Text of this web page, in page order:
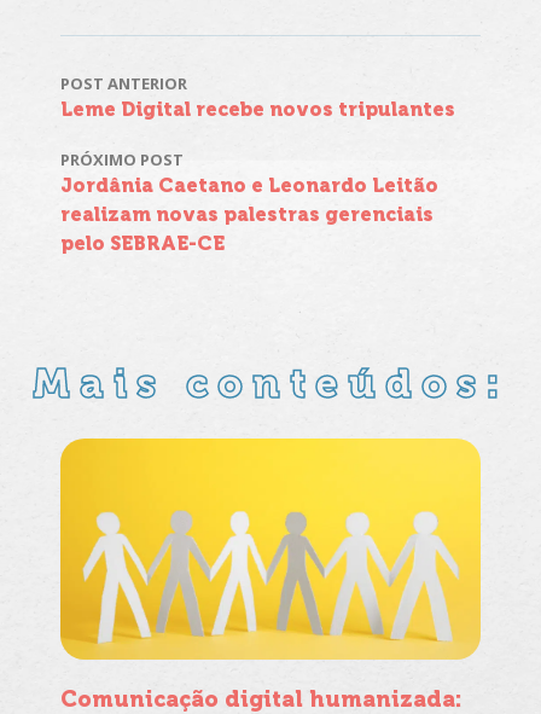
Navegação
de
Post
POST ANTERIOR
Leme Digital recebe novos tripulantes
PRÓXIMO POST
Jordânia Caetano e Leonardo Leitão
realizam novas palestras gerenciais
pelo SEBRAE-CE
Mais conteúdos:
Comunicação digital humanizada: